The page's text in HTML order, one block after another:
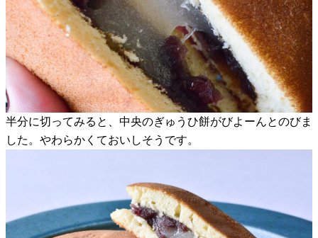
半分に切ってみると、中央のぎゅうひ餅がびよーんとのびま
した。やわらかくておいしそうです。